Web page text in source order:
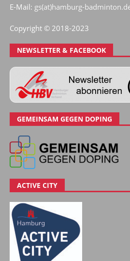
E-Mail: gs(at)hamburg-
Copyright © 2018-2023
NEWSLETTER & FACEBOOK
GEMEINSAM GEGEN DOPING
ACTIVE CITY